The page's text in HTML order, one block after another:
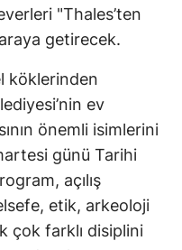
"Thales’ten
getirecek.
köklerinden
ev
önemli isimlerini
günü Tarihi
açılış
etik, arkeoloji
çok farklı disiplini